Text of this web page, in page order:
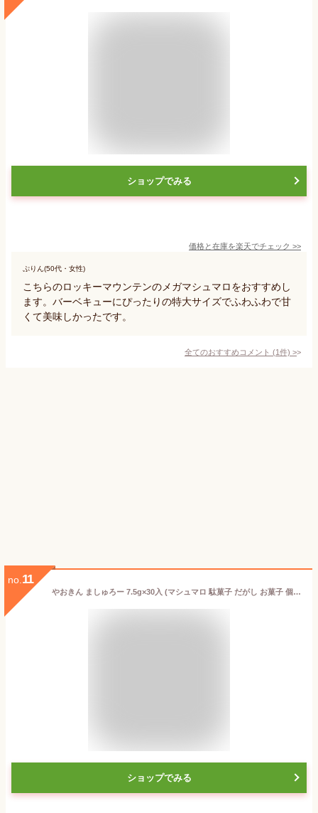
ショップでみる
価格と在庫を楽天でチェック >>
ぷりん(50代・女性)
こちらのロッキーマウンテンのメガマシュマロをおすすめし
ます。バーベキューにぴったりの特大サイズでふわふわで甘
くて美味しかったです。
全てのおすすめコメント (1件) >
no. 11
やおきん ましゅろー 7.5g×30入 (マシュマロ 駄菓子 だがし お菓子 個包装 おやつ 景品 ばらまき イベント まとめ買い)*
ショップでみる